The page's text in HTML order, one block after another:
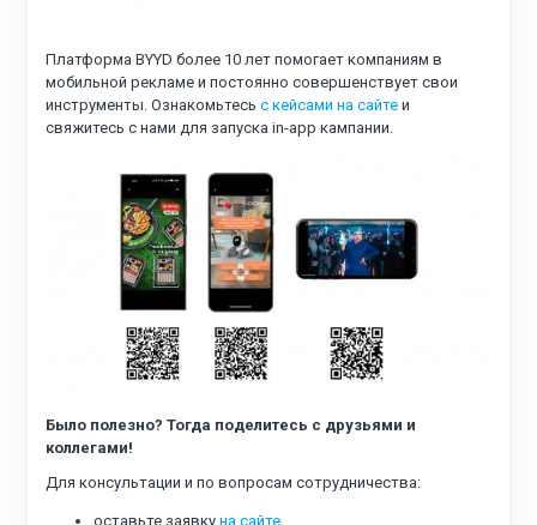
Платформа BYYD более 10 лет помогает компаниям в
мобильной рекламе и постоянно совершенствует свои
инструменты. Ознакомьтесьс кейсами на сайте и
свяжитесь с нами для запуска in-app кампании.
Было полезно? Тогда поделитесь с друзьями и
коллегами!
Для консультации и по вопросам сотрудничества:
оставьте заявкуна сайте